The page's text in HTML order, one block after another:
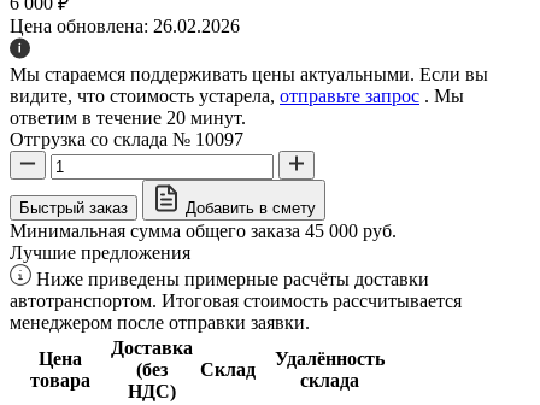
Цена обновлена: 26.02.2026
Мы стараемся поддерживать цены актуальными. Если вы
видите, что стоимость устарела, отправьте запрос . Мы
ответим в течение 20 минут.
Отгрузка со склада № 10097
Быстрый заказ Добавить в смету
Минимальная сумма общего заказа 45 000 руб.
Лучшие предложения
Ниже приведены примерные расчёты доставки
автотранспортом. Итоговая стоимость рассчитывается
менеджером после отправки заявки.
Цена
товара
Доставка
(без
НДС)
Склад
Удалённость
склада